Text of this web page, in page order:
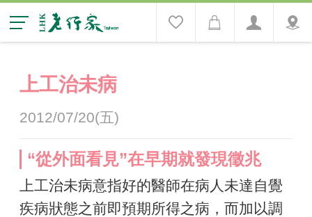
上工治未病
2012/07/20(五)
“從外面看見”在早期就發現徵兆
上工治未病意指好的醫師在病人未達自覺
疾病狀態之前即預期所得之病，而加以調